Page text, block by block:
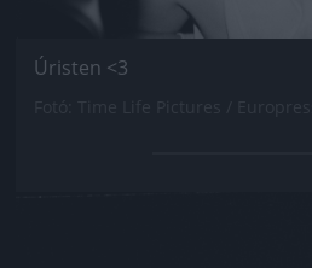
Úristen <3